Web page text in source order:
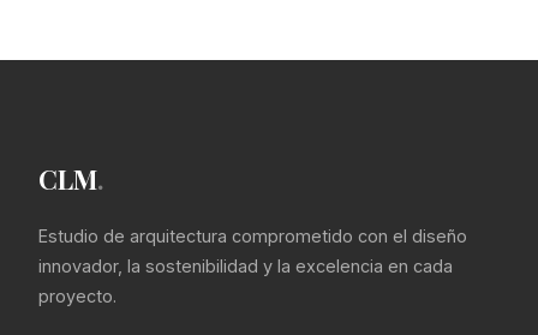
Construcción
CLM.
Estudio de arquitectura comprometido con el diseño
innovador, la sostenibilidad y la excelencia en cada
proyecto.